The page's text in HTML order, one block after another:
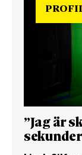
”Jag är